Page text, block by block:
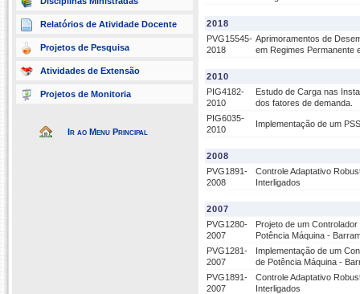
Relatórios de Atividade Docente
Projetos de Pesquisa
Atividades de Extensão
Projetos de Monitoria
Ir ao Menu Principal
2018
PVG15545-
2018
Aprimoramentos de
em Regimes Permanente
2010
PIG4182-
2010
Estudo de Carga nas
dos fatores de demanda.
PIG6035-
2010
Implementação de um
2008
PVG1891-
2008
Controle Adaptativo
Interligados
2007
PVG1280-
2007
Projeto de um
Potência Máquina -
PVG1281-
2007
Implementação de um
de Potência Máquina -
PVG1891-
2007
Controle Adaptativo
Interligados